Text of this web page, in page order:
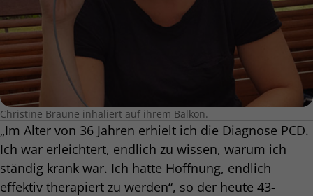
Christine Braune inhaliert auf ihrem Balkon.
„Im Alter von 36 Jahren erhielt ich die Diagnose PCD.
Ich war erleichtert, endlich zu wissen, warum ich
ständig krank war. Ich hatte Hoffnung, endlich
effektiv therapiert zu werden“, so der heute 43-